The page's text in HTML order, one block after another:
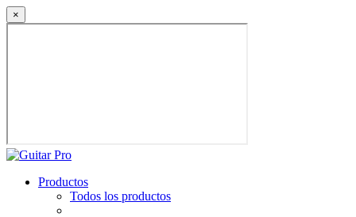
×
Productos
Todos los productos